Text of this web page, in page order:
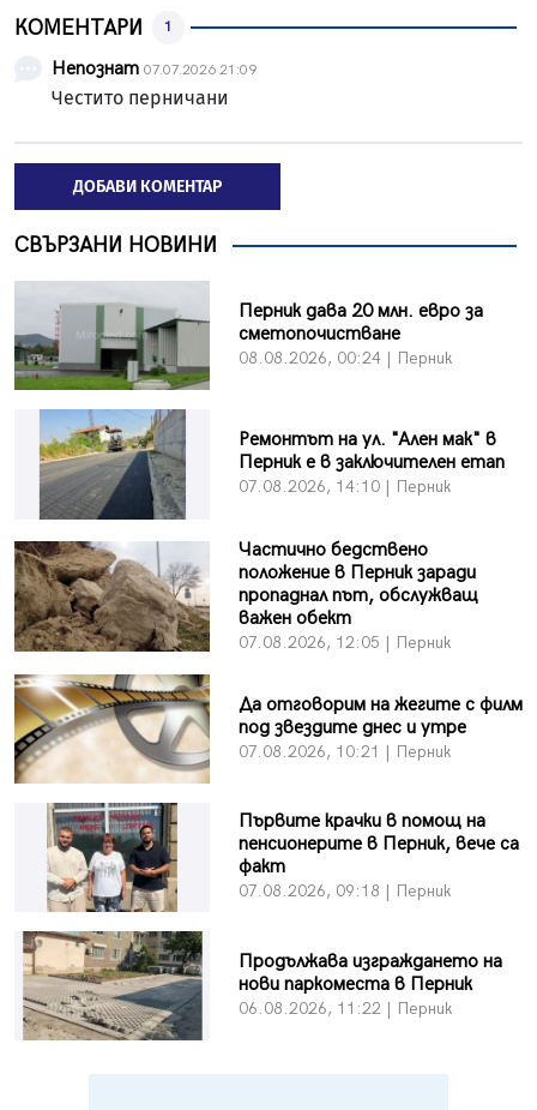
КОМЕНТАРИ 1
Непознат 07.07.2026 21:09
Честито перничани
ДОБАВИ КОМЕНТАР
СВЪРЗАНИ НОВИНИ
Перник дава 20 млн. евро за
сметопочистване
08.08.2026, 00:24 | Перник
Ремонтът на ул. "Ален мак" в
Перник е в заключителен етап
07.08.2026, 14:10 | Перник
Частично бедствено
положение в Перник заради
пропаднал път, обслужващ
важен обект
07.08.2026, 12:05 | Перник
Да отговорим на жегите с филм
под звездите днес и утре
07.08.2026, 10:21 | Перник
Първите крачки в помощ на
пенсионерите в Перник, вече са
факт
07.08.2026, 09:18 | Перник
Продължава изграждането на
нови паркоместа в Перник
06.08.2026, 11:22 | Перник